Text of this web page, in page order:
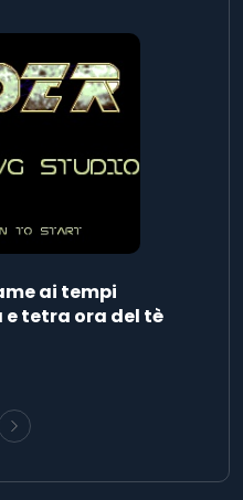
ai tempi
e tetra ora del tè